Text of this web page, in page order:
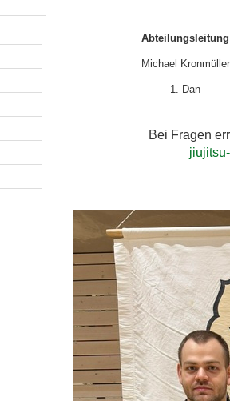
Abteilungsleitung
Michael Kronmüller
1. Dan
Bei Fragen